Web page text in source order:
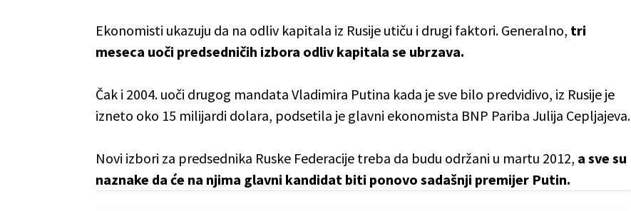
Ekonomisti ukazuju da na odliv kapitala iz Rusije utiču i drugi faktori. Generalno, tri
meseca uoči predsedničih izbora odliv kapitala se ubrzava.
Čak i 2004. uoči drugog mandata Vladimira Putina kada je sve bilo predvidivo, iz Rusije je
izneto oko 15 milijardi dolara, podsetila je glavni ekonomista BNP Pariba Julija Cepljajeva.
Novi izbori za predsednika Ruske Federacije treba da budu održani u martu 2012, a sve su
naznake da će na njima glavni kandidat biti ponovo sadašnji premijer Putin.